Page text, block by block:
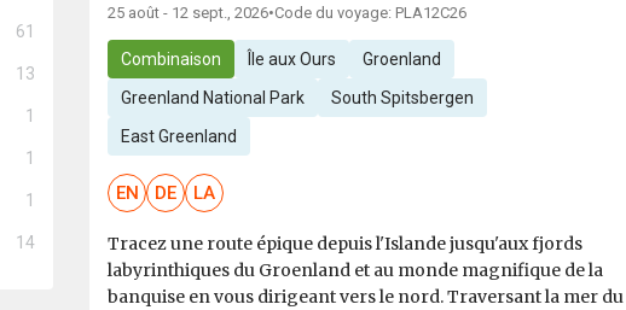
61
13
1
1
1
14
25 août - 12 sept., 2026•Code du voyage: PLA12C26
Combinaison Île aux Ours Groenland
Greenland National Park South Spitsbergen
East Greenland
EN DE LA
Tracez une route épique depuis l'Islande jusqu'aux fjords
labyrinthiques du Groenland et au monde magnifique de la
banquise en vous dirigeant vers le nord. Traversant la mer du